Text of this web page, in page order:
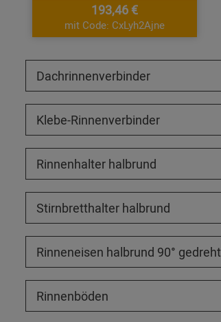
193,46 €
mit Code: CxLyh2Ajne
Dachrinnenverbinder
Klebe-Rinnenverbinder
Rinnenhalter halbrund
Stirnbretthalter halbrund
Rinneneisen halbrund 90° gedreht
Rinnenböden